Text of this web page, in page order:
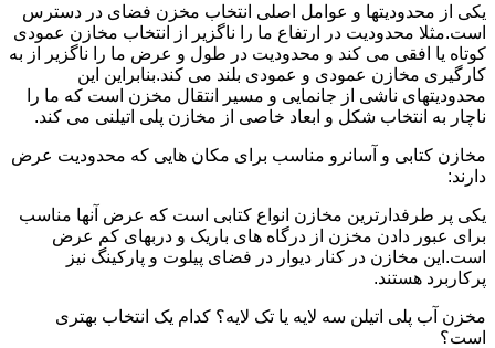
یکی از محدودیتها و عوامل اصلی انتخاب مخزن فضای در دسترس
است.مثلا محدودیت در ارتفاع ما را ناگزیر از انتخاب مخازن عمودی
کوتاه یا افقی می کند و محدودیت در طول و عرض ما را ناگزیر از به
کارگیری مخازن عمودی و عمودی بلند می کند.بنابراین این
محدودیتهای ناشی از جانمایی و مسیر انتقال مخزن است که ما را
ناچار به انتخاب شکل و ابعاد خاصی از مخازن پلی اتیلنی می کند.
مخازن کتابی و آسانرو مناسب برای مکان هایی که محدودیت عرض
دارند:
یکی پر طرفدارترین مخازن انواع کتابی است که عرض آنها مناسب
برای عبور دادن مخزن از درگاه های باریک و دربهای کم عرض
است.این مخازن در کنار دیوار در فضای پیلوت و پارکینگ نیز
پرکاربرد هستند.
مخزن آب پلی اتیلن سه لایه یا تک لایه؟ کدام یک انتخاب بهتری
است؟